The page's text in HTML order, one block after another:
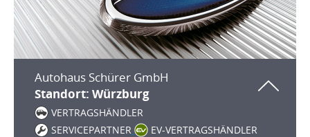
Autohaus Schürer GmbH
Standort: Würzburg
VERTRAGSHÄNDLER
SERVICEPARTNER
EV-VERTRAGSHÄNDLER